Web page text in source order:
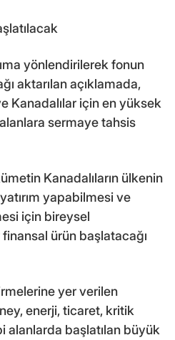
yönlendirilerek fonun
aktarılan açıklamada,
Kanadalılar için en yüksek
sermaye tahsis
Kanadalıların ülkenin
yapabilmesi ve
için bireysel
finansal ürün başlatacağı
yer verilen
enerji, ticaret, kritik
alanlarda başlatılan büyük